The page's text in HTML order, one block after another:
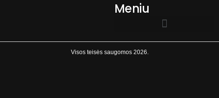
Meniu
Visos teisės saugomos 2026.